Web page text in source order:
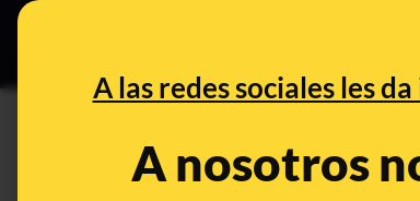
A las redes sociales les
A nosotros